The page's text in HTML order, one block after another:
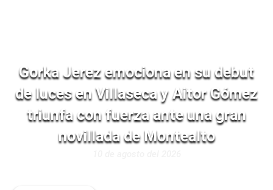
Gorka Jerez emociona en su debut
de luces en Villaseca y Aitor Gómez
triunfa con fuerza ante una gran
novillada de Montealto